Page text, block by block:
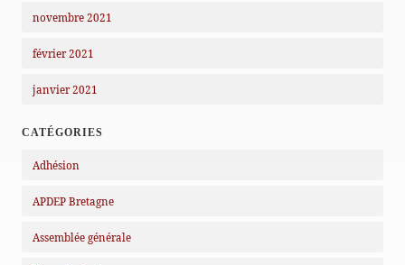
novembre 2021
février 2021
janvier 2021
CATÉGORIES
Adhésion
APDEP Bretagne
Assemblée générale